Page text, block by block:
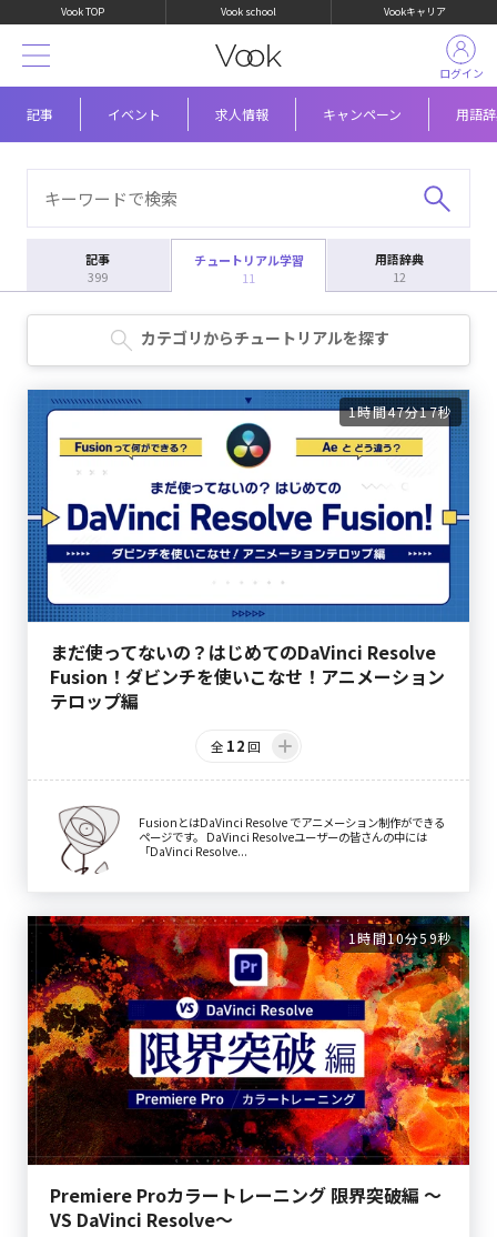
Vook TOP Vook school Vookキャリア
記事 イベント 求人情報 キャンペーン 用語
ログイン
記事
399
チュートリアル学習
11
用語辞典
12
カテゴリからチュートリアルを探す
1時間47分17秒
まだ使ってないの？はじめてのDaVinci Resolve
Fusion！ダビンチを使いこなせ！アニメーション
テロップ編
全 12回
FusionとはDaVinci Resolve でアニメーション制作ができる
ページです。 DaVinci Resolveユーザーの皆さんの中には
「DaVinci Resolve...
1時間10分59秒
Premiere Proカラートレーニング 限界突破編 〜
VS DaVinci Resolve〜